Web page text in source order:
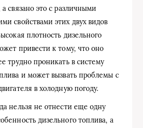
связано это с различными
свойствами этих двух видов
плотность дизельного
привести к тому, что оно
трудно проникать в систему
и может вызвать проблемы с
в холодную погоду.
нельзя не отнести еще одну
дизельного топлива, а